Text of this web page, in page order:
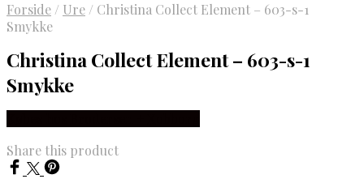
Forside / Ure / Christina Collect Element – 603-s-1
Smykke
Christina Collect Element – 603-s-1
Smykke
Share this product